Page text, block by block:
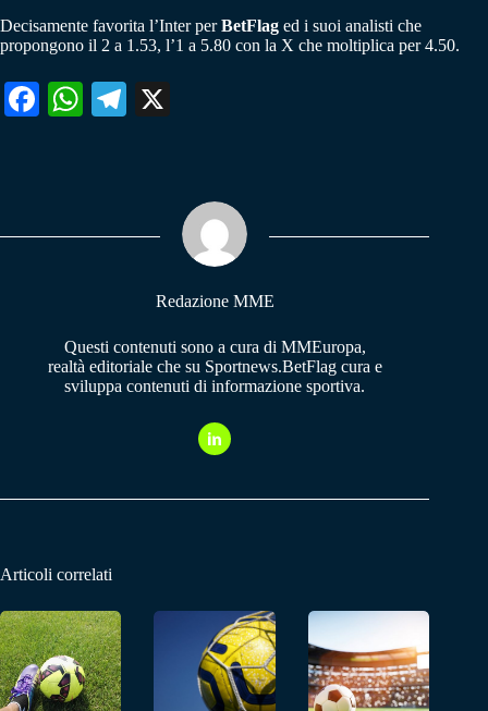
Decisamente favorita l’Inter perBetFlag ed i suoi analisti che
propongono il 2 a 1.53, l’1 a 5.80 con la X che moltiplica per 4.50.
Fa W
pp
Te
m
Redazione MME
Questi contenuti sono a cura di MMEuropa,
realtà editoriale che su Sportnews.BetFlag cura e
sviluppa contenuti di informazione sportiva.
Articoli correlati